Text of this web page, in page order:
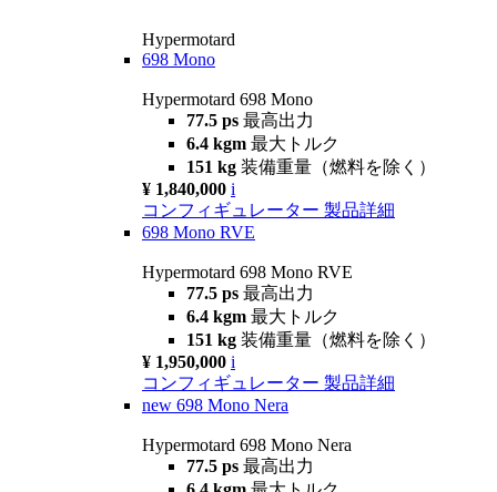
Hypermotard
698 Mono
Hypermotard 698 Mono
77.5 ps 最高出力
6.4 kgm 最大トルク
151 kg 装備重量（燃料を除く）
¥ 1,840,000 i
コンフィギュレーター 製品詳細
698 Mono RVE
Hypermotard 698 Mono RVE
77.5 ps 最高出力
6.4 kgm 最大トルク
151 kg 装備重量（燃料を除く）
¥ 1,950,000 i
コンフィギュレーター 製品詳細
new 698 Mono Nera
Hypermotard 698 Mono Nera
77.5 ps 最高出力